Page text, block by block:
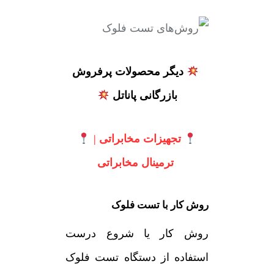
دیگر محصولات پرفروش
بازرگانی پاناتل
تجهیزات مخابراتی |
ترمینال مخابراتی
روش کار با تست فلوک
روش کار یا شروع درست
استفاده از دستگاه تست فلوک